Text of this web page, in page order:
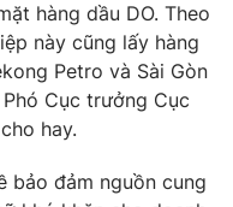
Nam
tử số 483/GP-BTTTT
hàng dầu DO. Theo
này cũng lấy hàng
Petro và Sài Gòn
Cục trưởng Cục
hay.
bảo đảm nguồn cung